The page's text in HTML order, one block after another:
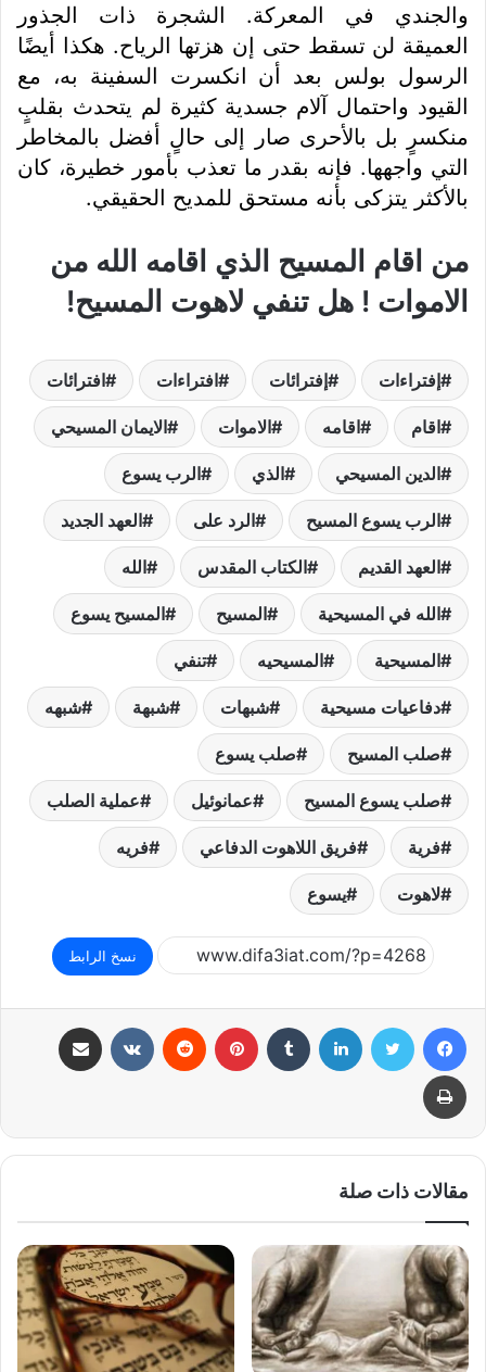
والجندي في المعركة. الشجرة ذات الجذور
العميقة لن تسقط حتى إن هزتها الرياح. هكذا أيضًا
الرسول بولس بعد أن انكسرت السفينة به، مع
القيود واحتمال آلام جسدية كثيرة لم يتحدث بقلبٍ
منكسرٍ بل بالأحرى صار إلى حالٍ أفضل بالمخاطر
التي واجهها. فإنه بقدر ما تعذب بأمور خطيرة، كان
بالأكثر يتزكى بأنه مستحق للمديح الحقيقي.
من اقام المسيح الذي اقامه الله من
الاموات ! هل تنفي لاهوت المسيح!
إفتراءات إفترائات افتراءات افترائات
اقام اقامه الاموات الايمان المسيحي
الدين المسيحي الذي الرب يسوع
الرب يسوع المسيح الرد على العهد الجديد
العهد القديم الكتاب المقدس الله
الله في المسيحية المسيح المسيح يسوع
المسيحية المسيحيه تنفي
دفاعيات مسيحية شبهات شبهة شبهه
صلب المسيح صلب يسوع
صلب يسوع المسيح عمانوئيل عملية الصلب
فرية فريق اللاهوت الدفاعي فريه
لاهوت يسوع
نسخ الرابط
فيسبوك تويتر لينكدإن بينتيريست
طباعة
مقالات ذات صلة